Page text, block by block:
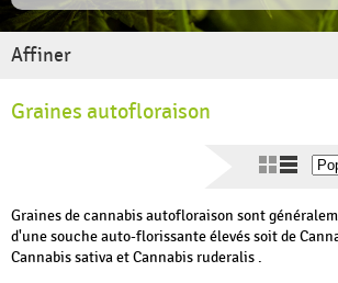
Affiner
Graines autofloraison
Graines de cannabis autofloraison sont
d'une souche auto-florissante élevés soit de
Cannabis sativa et Cannabis ruderalis .